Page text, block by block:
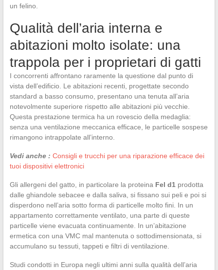
un felino.
Qualità dell’aria interna e
abitazioni molto isolate: una
trappola per i proprietari di gatti
I concorrenti affrontano raramente la questione dal punto di
vista dell’edificio. Le abitazioni recenti, progettate secondo
standard a basso consumo, presentano una tenuta all’aria
notevolmente superiore rispetto alle abitazioni più vecchie.
Questa prestazione termica ha un rovescio della medaglia:
senza una ventilazione meccanica efficace, le particelle sospese
rimangono intrappolate all’interno.
Vedi anche : Consigli e trucchi per una riparazione efficace dei
tuoi dispositivi elettronici
Gli allergeni del gatto, in particolare la proteina Fel d1 prodotta
dalle ghiandole sebacee e dalla saliva, si fissano sui peli e poi si
disperdono nell’aria sotto forma di particelle molto fini. In un
appartamento correttamente ventilato, una parte di queste
particelle viene evacuata continuamente. In un’abitazione
ermetica con una VMC mal mantenuta o sottodimensionata, si
accumulano su tessuti, tappeti e filtri di ventilazione.
Studi condotti in Europa negli ultimi anni sulla qualità dell’aria